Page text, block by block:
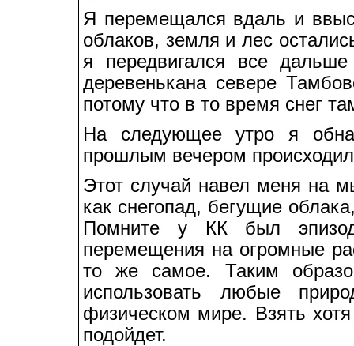
Я перемещался вдаль и
облаков, земля и лес
я передвигался все
деревенькана севере
потому что в то время снег
На следующее утро я
прошлым вечером
Этот случай навел меня на
как снегопад, бегущие
Помните у КК был
перемещения на огромные
то же самое. Таким
использовать любые
физическом мире. Взять
подойдет.